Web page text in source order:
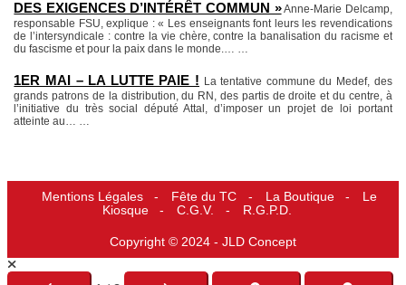
DES EXIGENCES D’INTÉRÊT COMMUN »Anne-Marie Delcamp,
responsable FSU, explique : « Les enseignants font leurs les revendications
de l’intersyndicale : contre la vie chère, contre la banalisation du racisme et
du fascisme et pour la paix dans le monde.… …
1ER MAI – LA LUTTE PAIE ! La tentative commune du Medef, des
grands patrons de la distribution, du RN, des partis de droite et du centre, à
l’initiative du très social député Attal, d’imposer un projet de loi portant
atteinte au… …
Mentions Légales Fête du TC La Boutique
Le
Kiosque
C.G.V. R.G.P.D.
Copyright © 2024 - JLD Concept